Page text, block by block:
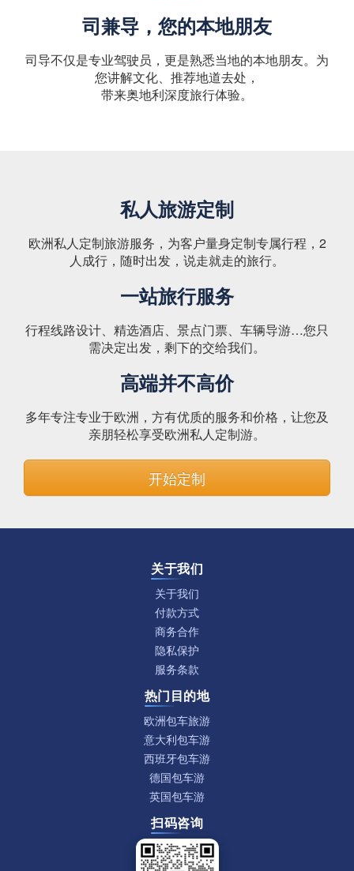
司兼导，您的本地朋友
司导不仅是专业驾驶员，更是熟悉当地的本地朋友。为
您讲解文化、推荐地道去处，
带来奥地利深度旅行体验。
私人旅游定制
欧洲私人定制旅游服务，为客户量身定制专属行程，2
人成行，随时出发，说走就走的旅行。
一站旅行服务
行程线路设计、精选酒店、景点门票、车辆导游…您只
需决定出发，剩下的交给我们。
高端并不高价
多年专注专业于欧洲，方有优质的服务和价格，让您及
亲朋轻松享受欧洲私人定制游。
开始定制
关于我们
关于我们
付款方式
商务合作
隐私保护
服务条款
热门目的地
欧洲包车旅游
意大利包车游
西班牙包车游
德国包车游
英国包车游
扫码咨询